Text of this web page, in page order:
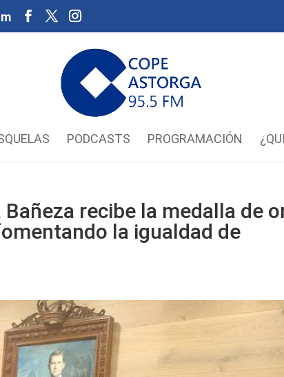
PODCASTS PROGRAMACIÓN
Bañeza recibe la medalla de
la igualdad de